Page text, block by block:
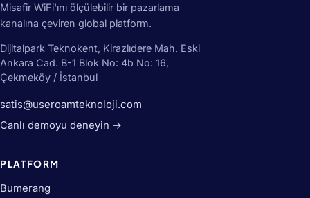
Misafir WiFi'ını ölçülebilir bir pazarlama
kanalına çeviren global platform.
Dijitalpark Teknokent, Kirazlıdere Mah. Eski
Ankara Cad. B-1 Blok No: 4b No: 16,
Çekmeköy / İstanbul
satis@useroamteknoloji.com
Canlı demoyu deneyin →
PLATFORM
Bumerang